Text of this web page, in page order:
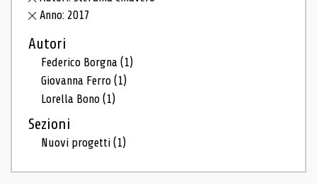
Anno: 2017
Autori
Federico Borgna(1)
Giovanna Ferro(1)
Lorella Bono(1)
Sezioni
Nuovi progetti(1)